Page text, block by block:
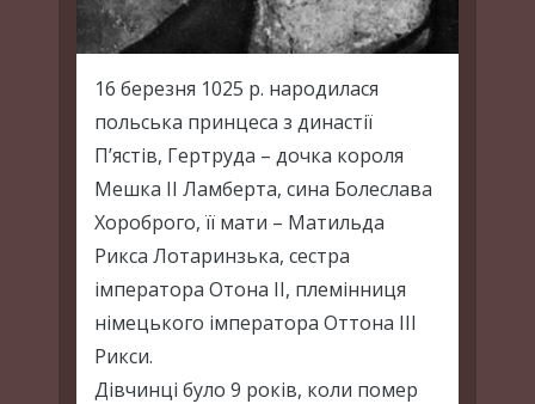
16 березня 1025 р. народилася
польська принцеса з династії
П’ястів, Гертруда – дочка короля
Мешка ІІ Ламберта, сина Болеслава
Хороброго, її мати – Матильда
Рикса Лотаринзька, сестра
імператора Отона ІІ, племінниця
німецького імператора Оттона ІІІ
Рикси.
Дівчинці було 9 років, коли помер